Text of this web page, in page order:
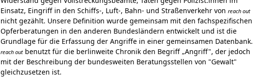
Einsatz, Eingriff in den Schiffs-, Luft-, Bahn- und Straßenverkehr von reach out
nicht gezählt. Unsere Definition wurde gemeinsam mit den fachspezifischen
Opferberatungen in den anderen Bundesländern entwickelt und ist die
Grundlage für die Erfassung der Angriffe in einer gemeinsamen Datenbank.
reach out benutzt für die berlinweite Chronik den Begriff „Angriff", der jedoch
mit der Beschreibung der bundesweiten Beratungsstellen von "Gewalt"
gleichzusetzen ist.